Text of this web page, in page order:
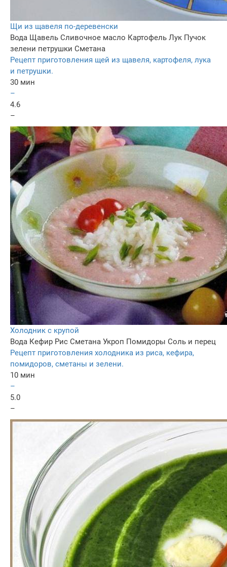
Щи из щавеля по-деревенски
Вода Щавель Сливочное масло Картофель Лук Пучок
зелени петрушки Сметана
Рецепт приготовления щей из щавеля, картофеля, лука
и петрушки.
30 мин
–
4.6
–
Холодник с крупой
Вода Кефир Рис Сметана Укроп Помидоры Соль и перец
Рецепт приготовления холодника из риса, кефира,
помидоров, сметаны и зелени.
10 мин
–
5.0
–